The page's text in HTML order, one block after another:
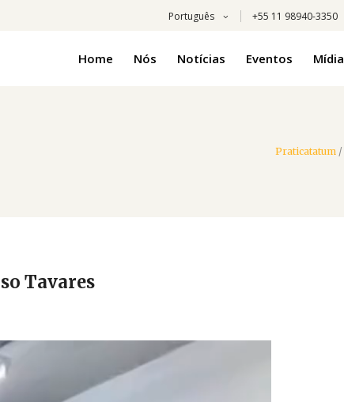
Português +55 11 98940-3350
Home Nós Notícias Eventos Mídia
Praticatatum /
Tavares